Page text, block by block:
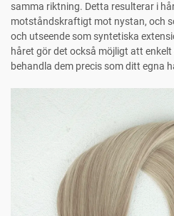
samma riktning. Detta resulterar i
motståndskraftigt mot nystan, och
och utseende som syntetiska
håret gör det också möjligt att
behandla dem precis som ditt egna